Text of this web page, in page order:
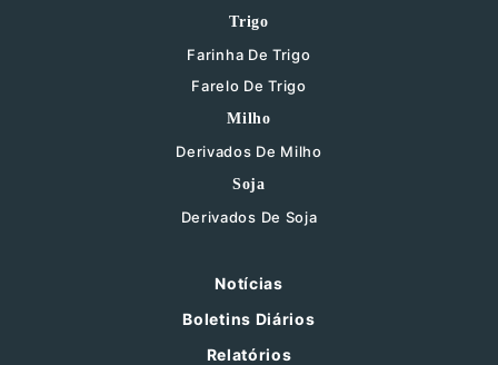
Trigo
Farinha De Trigo
Farelo De Trigo
Milho
Derivados De Milho
Soja
Derivados De Soja
Notícias
Boletins Diários
Relatórios